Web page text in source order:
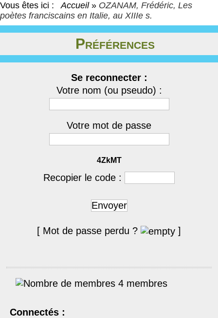
Vous êtes ici : Accueil » OZANAM, Frédéric, Les
poètes franciscains en Italie, au XIIIe s.
Préférences
Se reconnecter :
Votre nom (ou pseudo) :
Votre mot de passe
4ZkMT
Recopier le code :
Envoyer
[ Mot de passe perdu ? ]
4 membres
Connectés :